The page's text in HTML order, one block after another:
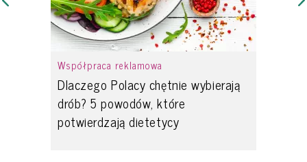
Współpraca reklamowa
Dlaczego Polacy chętnie wybierają
drób? 5 powodów, które
potwierdzają dietetycy